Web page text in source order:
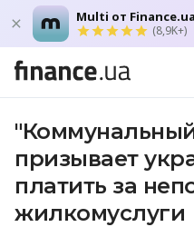
Multi от Finance.ua
(8,9K+)
призывает
платить за
жилкомуслуги